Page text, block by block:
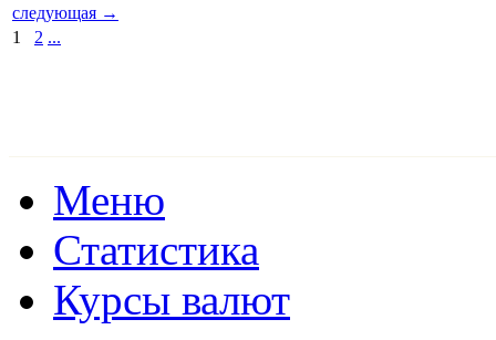
следующая →
1
2 ...
Меню
Статистика
Курсы валют